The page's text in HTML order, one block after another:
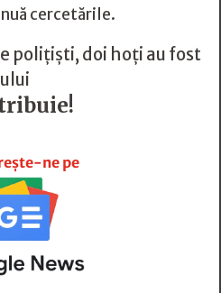
cercetările.
polițiști, doi hoți au fost
ne pe